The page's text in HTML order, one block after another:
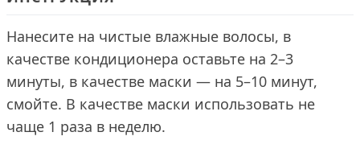
Нанесите на чистые влажные волосы, в
качестве кондиционера оставьте на 2–3
минуты, в качестве маски — на 5–10 минут,
смойте. В качестве маски использовать не
чаще 1 раза в неделю.